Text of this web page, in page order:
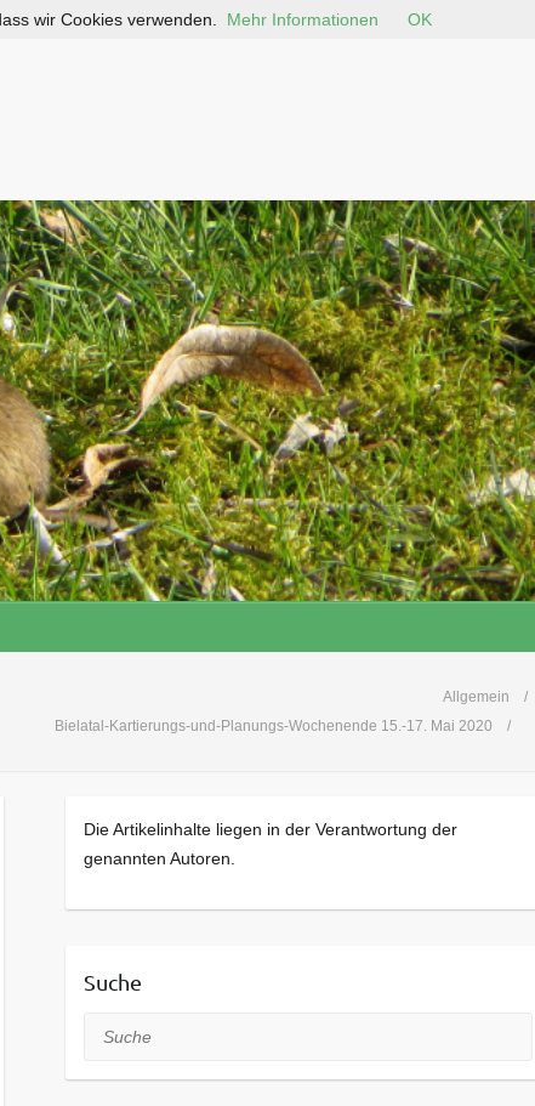
Allgemein
Bielatal-Kartierungs-und-Planungs-Wochenende 15.-17. Mai 2020
Die Artikelinhalte liegen in der Verantwortung der
genannten Autoren.
Suche
Suche
wir Cookies verwenden. Mehr Informationen OK